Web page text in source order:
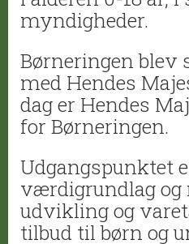
myndigheder.
Børneringen blev
med Hendes
dag er Hendes
for Børneringen.
Udgangspunktet
værdigrundlag
udvikling og
tilbud til børn og